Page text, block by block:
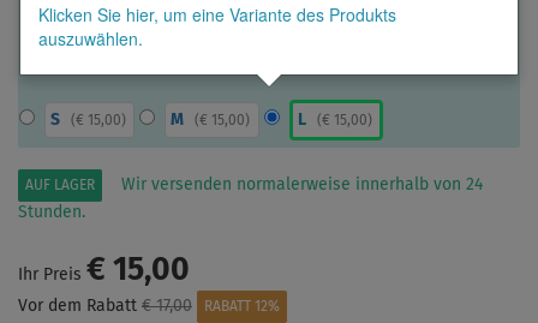
Klicken Sie hier, um eine Variante des Produkts
auszuwählen.
S ( € 15,00) M (€ 15,00) L ( € 15,00)
AUF LAGER
Wir versenden normalerweise innerhalb von 24
Stunden.
Ihr Preis € 15,00
Vor dem Rabatt € 17,00
RABATT 12%